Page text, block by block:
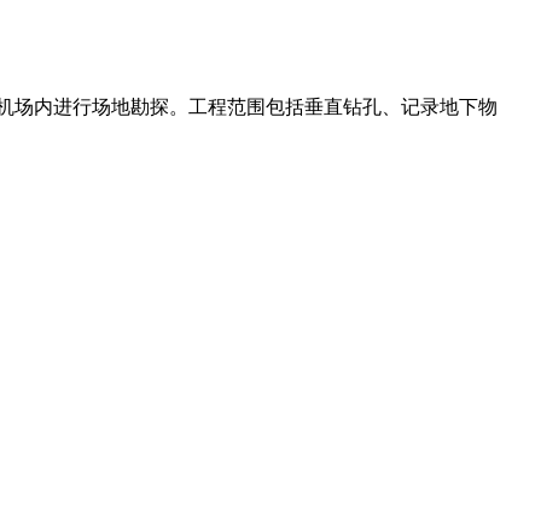
内进行场地勘探。工程范围包括垂直钻孔、记录地下物